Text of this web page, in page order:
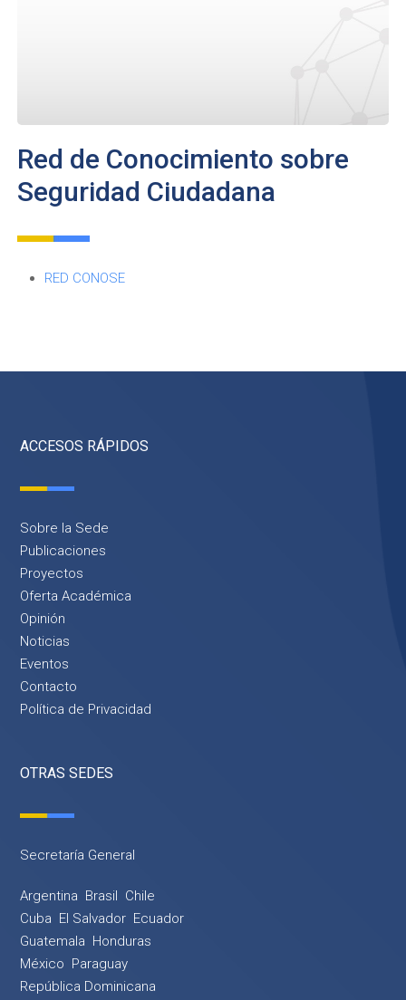
Red de Conocimiento sobre
Seguridad Ciudadana
RED CONOSE
ACCESOS RÁPIDOS
Sobre la Sede
Publicaciones
Proyectos
Oferta Académica
Opinión
Noticias
Eventos
Contacto
Política de Privacidad
OTRAS SEDES
Secretaría General
Argentina Brasil
Chile
Cuba El Salvador Ecuador
Guatemala Honduras
México Paraguay
República Dominicana